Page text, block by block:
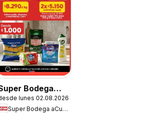
Bodega
Ofertas
lunes 02.08.2026
Super Bodega aCuenta